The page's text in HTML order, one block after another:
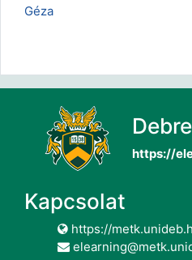
Géza
https://
Kapcsolat
https://